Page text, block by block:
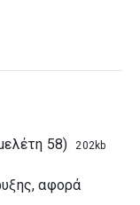
58) 202kb
αφορά